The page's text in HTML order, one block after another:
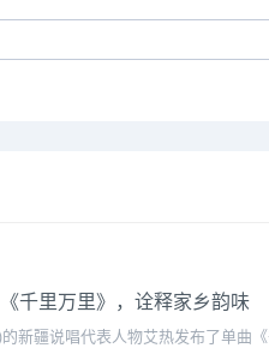
千里万里》，诠释家乡韵味
新疆说唱代表人物艾热发布了单曲